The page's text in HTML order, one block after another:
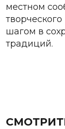
местном
шагом в
традиций.